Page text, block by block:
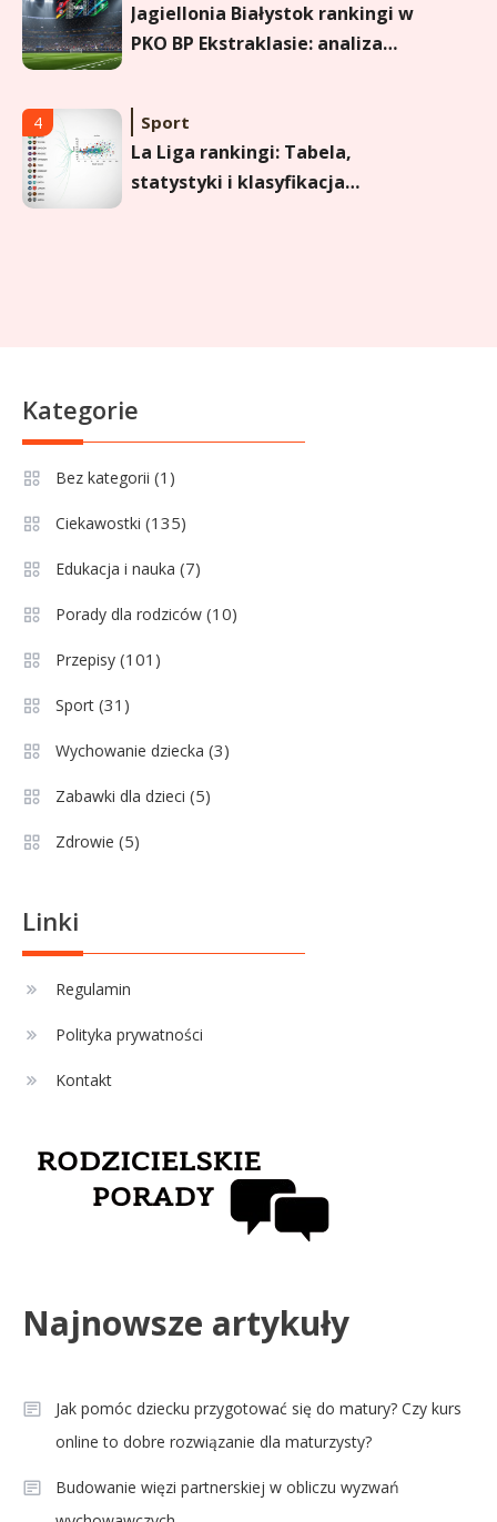
Jagiellonia Białystok rankingi w
PKO BP Ekstraklasie: analiza
4 Sport
La Liga rankingi: Tabela,
statystyki i klasyfikacja
6
historyczne dane
1 Wychowanie dziecka
Jak pomóc dziecku przygotować
dobre rozwiązanie dla
maturzysty?
Jagiellonia Białystok rankingi w
4 Sport
strzelców Primera División
Kategorie
Bez kategorii (1)
Ciekawostki (135)
Edukacja i nauka (7)
Porady dla rodziców (10)
Przepisy (101)
Sport (31)
Wychowanie dziecka (3)
Zabawki dla dzieci (5)
Zdrowie (5)
Linki
Regulamin
Polityka prywatności
Kontakt
Najnowsze artykuły
Jak pomóc dziecku przygotować się do matury? Czy kurs
online to dobre rozwiązanie dla maturzysty?
Budowanie więzi partnerskiej w obliczu wyzwań